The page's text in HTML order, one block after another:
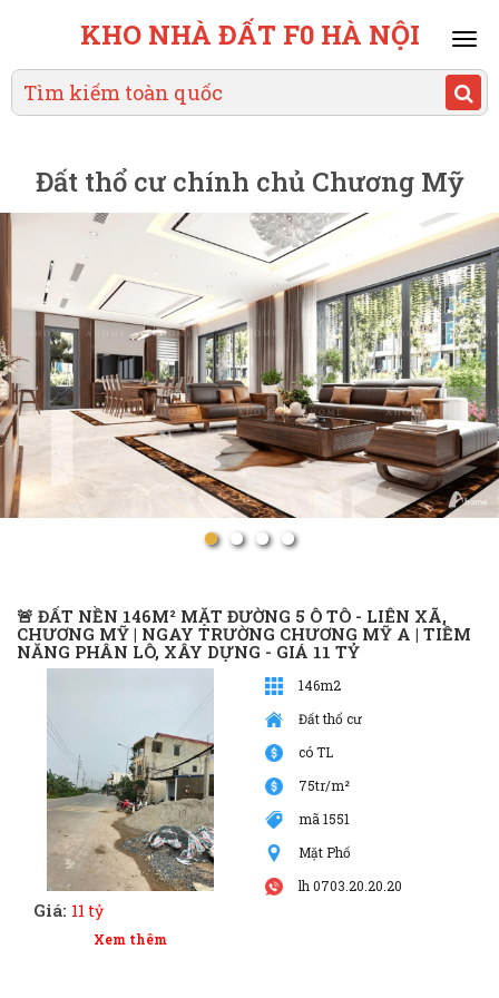
KHO NHÀ ĐẤT F0 HÀ NỘI
Đất thổ cư chính chủ Chương Mỹ
🚨 ĐẤT NỀN 146M² MẶT ĐƯỜNG 5 Ô TÔ - LIÊN XÃ,
CHƯƠNG MỸ | NGAY TRƯỜNG CHƯƠNG MỸ A | TIỀM
NĂNG PHÂN LÔ, XÂY DỰNG - GIÁ 11 TỶ
Giá: 11 tỷ
Xem thêm
146m2
Đất thổ cư
có TL
75tr/m²
mã 1551
Mặt Phố
lh 0703.20.20.20